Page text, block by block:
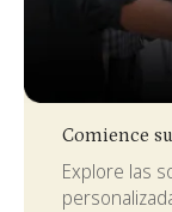
Comience
Explore las